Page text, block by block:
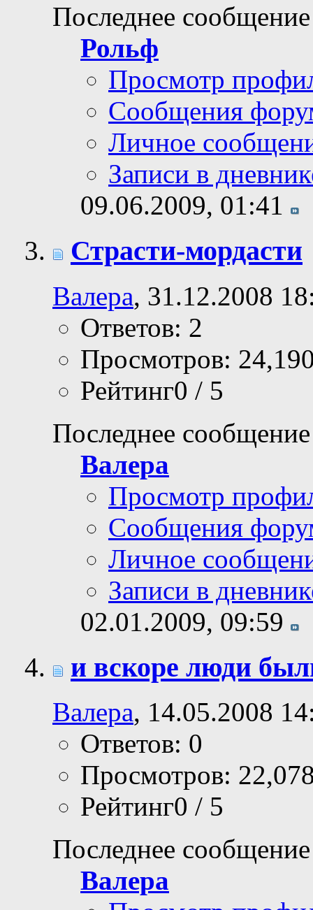
Последнее
Рольф
Просмотр
Сообщения
Личное
Записи в
09.06.2009, 01:41
Страсти-мордасти
Валера, 31.12.2008
Ответов: 2
Просмотров:
Рейтинг0 / 5
Последнее
Валера
Просмотр
Сообщения
Личное
Записи в
02.01.2009, 09:59
и вскоре люди
Валера, 14.05.2008
Ответов: 0
Просмотров:
Рейтинг0 / 5
Последнее
Валера